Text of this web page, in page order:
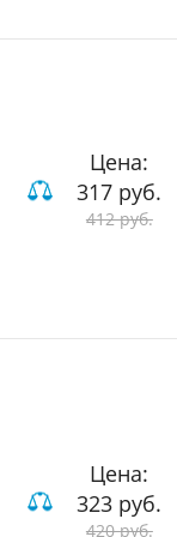
Цена:
317 руб.
412 руб.
Цена:
323 руб.
420 руб.